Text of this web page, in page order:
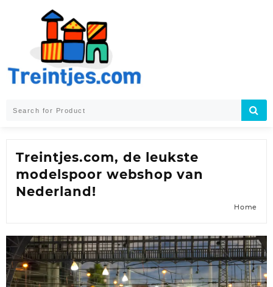
Treintjes.com, de leukste
modelspoor webshop van
Nederland!
Home